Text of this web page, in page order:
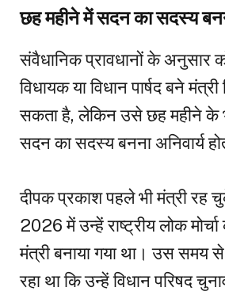
छह महीने में सदन का सदस्य
संवैधानिक प्रावधानों के अनुसार
विधायक या विधान पार्षद बने
सकता है, लेकिन उसे छह महीने के
सदन का सदस्य बनना अनिवार्य
दीपक प्रकाश पहले भी मंत्री रह
2026 में उन्हें राष्ट्रीय लोक मोर्चा
मंत्री बनाया गया था। उस समय से
रहा था कि उन्हें विधान परिषद